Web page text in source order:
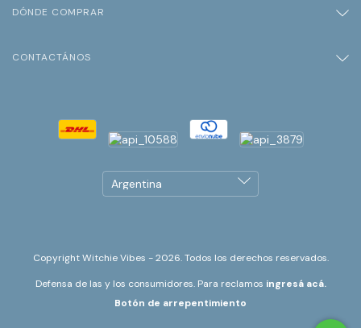
DÓNDE COMPRAR
CONTACTÁNOS
Copyright Witchie Vibes - 2026. Todos los derechos reservados.
Defensa de las y los consumidores. Para reclamos ingresá acá.
Botón de arrepentimiento